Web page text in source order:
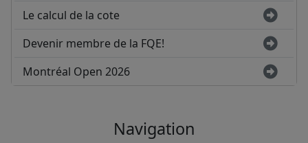
Le calcul de la cote
Devenir membre de la FQE!
Montréal Open 2026
Navigation